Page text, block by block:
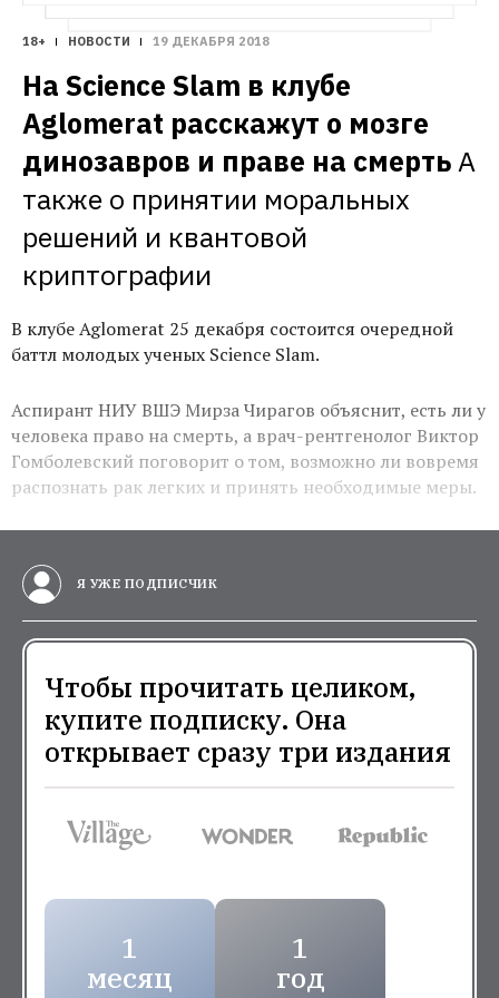
18+ НОВОСТИ 19 ДЕКАБРЯ 2018
На Science Slam в клубе
Aglomerat расскажут о мозге
динозавров и праве на смертьА
также о принятии моральных
решений и квантовой
криптографии
В клубе Aglomerat 25 декабря состоится очередной
баттл молодых ученых Science Slam.
Аспирант НИУ ВШЭ Мирза Чирагов объяснит, есть ли у
человека право на смерть, а врач-рентгенолог Виктор
Гомболевский поговорит о том, возможно ли вовремя
распознать рак легких и принять необходимые меры.
Я УЖЕ ПОДПИСЧИК
Чтобы прочитать целиком,
купите подписку. Она
открывает сразу три издания
1
месяц
1
год